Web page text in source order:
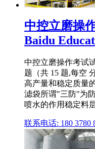
中控立磨操
Baidu
中控立磨操作考试
题（共 15 题,每空
高产量和稳定质量
滤袋所谓"三防"为
喷水的作用稳定料
联系电话: 180 3780